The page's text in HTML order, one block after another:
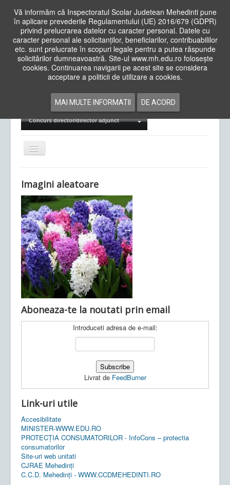
Vă informăm că Inspectoratul Scolar Judetean Mehedinti pune
în aplicare prevederile Regulamentului (UE) 2016/679 (GDPR)
privind prelucrarea datelor cu caracter personal. Datele cu
caracter personal ale solicitanților, beneficiarilor, contribuabililor
etc. sunt prelucrate în scopuri legale pentru a putea răspunde
solicitărilor dumneavoastră. Site-ul www.mh.edu.ro folosește
cookies. Continuarea navigarii pe acest site se considera
acceptare a politicii de utilizare a cookies.
MAI MULTE INFORMATII DE ACORD
Cauta
in
siteAcasa Cadre Didactice
Examene Naționale
Concurs director/director adjunct
Comută
navigarea
Ultimele articole: Vi, 04.11.2022 -
Județean Mehedinți
Imagini aleatoare
Aboneaza-te la noutati prin email
Introduceti adresa de e-mail:
Livrat de FeedBurner
Link-uri utile
Accesibilitate
MINISTER-WWW.EDU.RO
PROTECȚIA CONSUMATORILOR - InfoCons – protectia
consumatorilor
Site-uri web unitati
CJRAE Mehedinți
C.C.D. Mehedinţi - WWW.CCDMEHEDINTI.RO